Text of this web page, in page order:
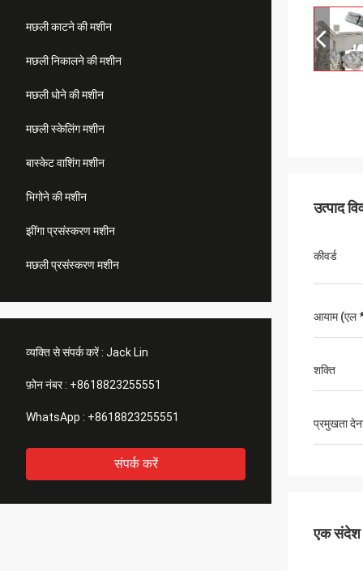
मछली काटने की मशीन
मछली निकालने की मशीन
मछली धोने की मशीन
मछली स्केलिंग मशीन
बास्केट वाशिंग मशीन
भिगोने की मशीन
झींगा प्रसंस्करण मशीन
मछली प्रसंस्करण मशीन
व्यक्ति से संपर्क करें : Jack Lin
फ़ोन नंबर : +8618823255551
WhatsApp : +8618823255551
संपर्क करें
उत्पाद
कीवर्ड
आयाम (एल
शक्ति
प्रमुखता
एक संदेश